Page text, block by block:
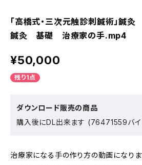
「高橋式・三次元触診刺鍼術」鍼
鍼灸 基礎 治療家の手.mp4
¥50,000
残り1点
ダウンロード販売の商品
購入後にDL出来ます (76471559バイ
治療家になる手の作り方の動画になりま